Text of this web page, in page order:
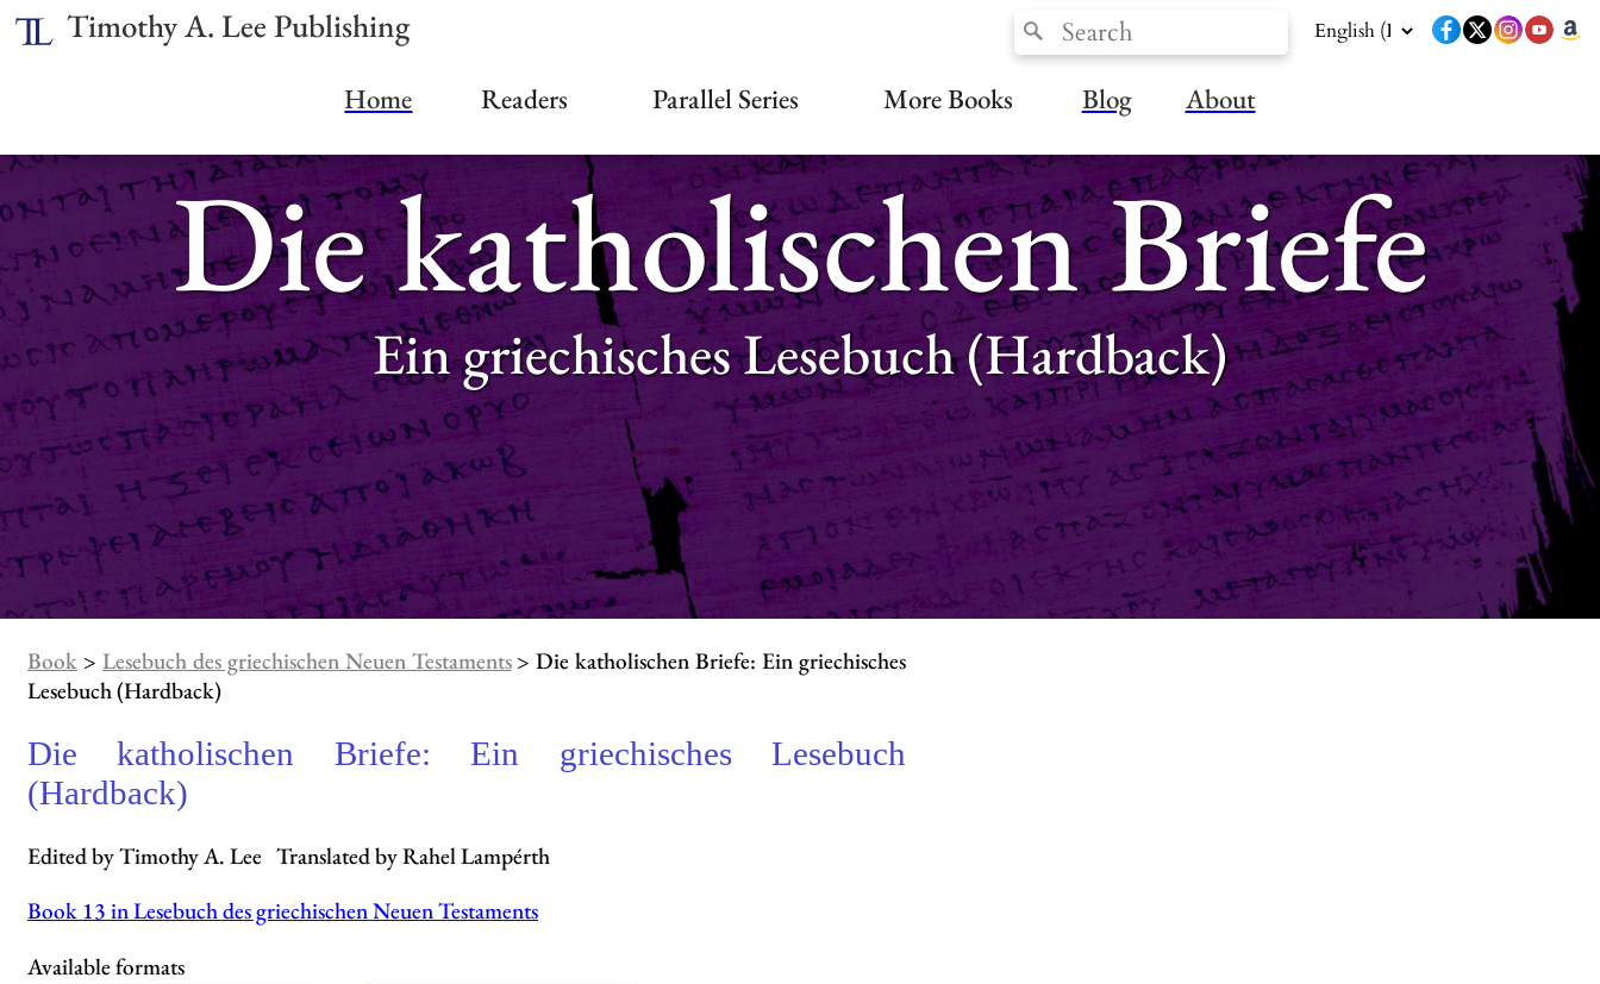
Timothy A. Lee Publishing
Home Readers Parallel Series More Books Blog About
Die katholischen Briefe
Ein griechisches Lesebuch (Hardback)
Book > Lesebuch des griechischen Neuen Testaments> Die katholischen Briefe: Ein griechisches
Lesebuch (Hardback)
Die katholischen Briefe: Ein griechisches Lesebuch
(Hardback)
Edited by Timothy A. Lee Translated by Rahel Lampérth
Book 13 in Lesebuch des griechischen Neuen Testaments
Available formats